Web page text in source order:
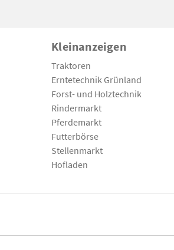
Kleinanzeigen
Traktoren
Erntetechnik Grünland
Forst- und Holztechnik
Rindermarkt
Pferdemarkt
Futterbörse
Stellenmarkt
Hofladen